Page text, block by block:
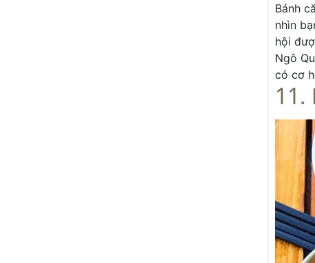
Bánh
nhìn
hội
Ngô
có cơ
11.